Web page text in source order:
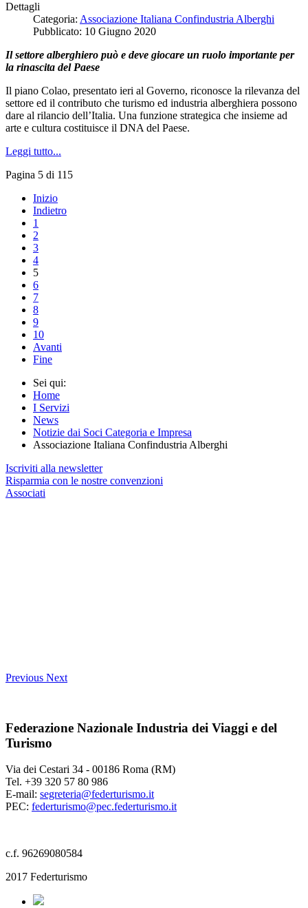
Dettagli
Categoria: Associazione Italiana Confindustria Alberghi
Pubblicato: 10 Giugno 2020
Il settore alberghiero può e deve giocare un ruolo importante per
la rinascita del Paese
Il piano Colao, presentato ieri al Governo, riconosce la rilevanza del
settore ed il contributo che turismo ed industria alberghiera possono
dare al rilancio dell’Italia. Una funzione strategica che insieme ad
arte e cultura costituisce il DNA del Paese.
Leggi tutto...
Pagina 5 di 115
Inizio
Indietro
1
2
3
4
5
6
7
8
9
10
Avanti
Fine
Sei qui:
Home
I Servizi
News
Notizie dai Soci Categoria e Impresa
Associazione Italiana Confindustria Alberghi
Iscriviti alla newsletter
Risparmia con le nostre convenzioni
Associati
Previous Next
Federazione Nazionale Industria dei Viaggi e del
Turismo
Via dei Cestari 34 - 00186 Roma (RM)
Tel. +39 320 57 80 986
E-mail: segreteria@federturismo.it
PEC: federturismo@pec.federturismo.it
c.f. 96269080584
2017 Federturismo